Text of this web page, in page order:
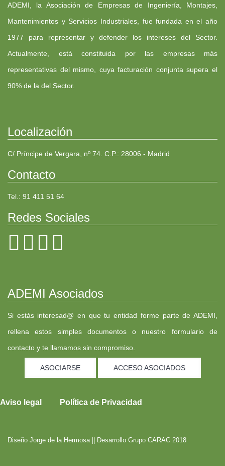
ADEMI, la Asociación de Empresas de Ingeniería, Montajes,
Mantenimientos y Servicios Industriales, fue fundada en el año
1977 para representar y defender los intereses del Sector.
Actualmente, está constituida por las empresas más
representativas del mismo, cuya facturación conjunta supera el
90% de la del Sector.
Localización
C/ Príncipe de Vergara, nº 74. C.P.: 28006 - Madrid
Contacto
Tel.: 91 411 51 64
Redes Sociales
ADEMI Asociados
Si estás interesad@ en que tu entidad forme parte de ADEMI,
rellena estos simples documentos o nuestro formulario de
contacto y te llamamos sin compromiso.
ASOCIARSE ACCESO ASOCIADOS
Aviso legal Política de Privacidad
Diseño Jorge de la Hermosa|| Desarrollo Grupo CARAC 2018